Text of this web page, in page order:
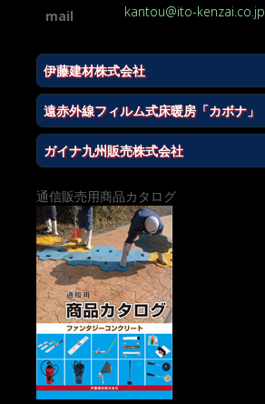
mail kantou@ito-kenzai.co.jp
伊藤建材株式会社
遠赤外線フィルム式床暖房「カボナ」
ガイナ九州販売株式会社
通信販売用商品カタログ